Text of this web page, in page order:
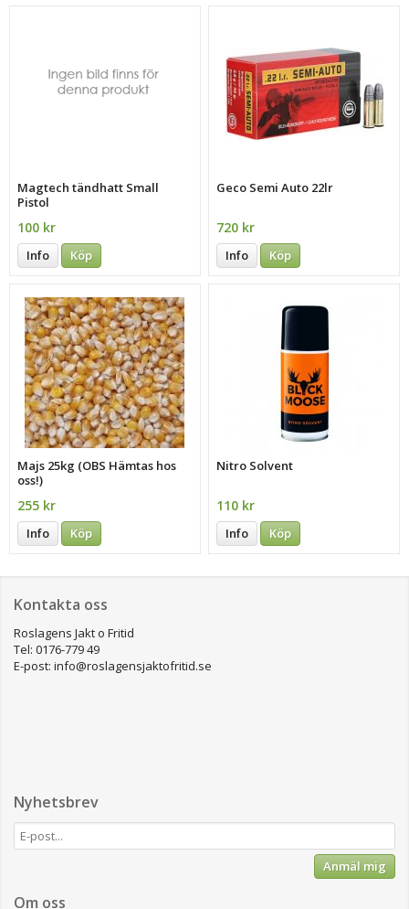
Magtech tändhatt Small
Pistol
100 kr
Info Köp
Geco Semi Auto 22lr
720 kr
Info Köp
Majs 25kg (OBS Hämtas hos
oss!)
255 kr
Info Köp
Nitro Solvent
110 kr
Info Köp
Kontakta oss
Roslagens Jakt o Fritid
Tel: 0176-779 49
E-post: info@roslagensjaktofritid.se
Nyhetsbrev
Anmäl mig
Om oss